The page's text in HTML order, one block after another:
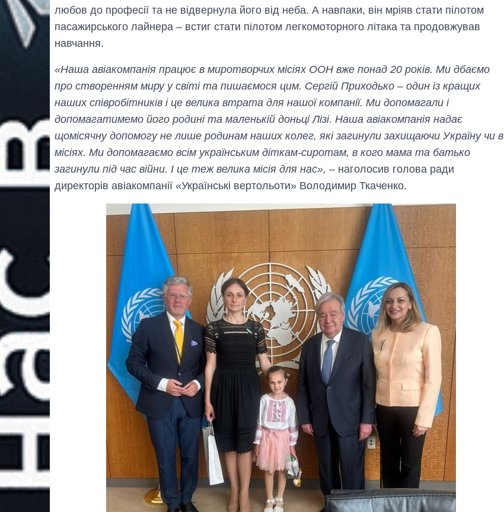
любов до професії та не відвернула його від неба. А навпаки, він мріяв стати пілотом
пасажирського лайнера – встиг стати пілотом легкомоторного літака та продовжував
навчання.
«Наша авіакомпанія працює в миротворчих місіях ООН вже понад 20 років. Ми дбаємо
про створенням миру у світі та пишаємося цим. Сергій Приходько – один із кращих
наших співробітників і це велика втрата для нашої компанії. Ми допомагали і
допомагатимемо його родині та маленькій доньці Лізі. Наша авіакомпанія надає
щомісячну допомогу не лише родинам наших колег, які загинули захищаючи Україну чи в
місіях. Ми допомагаємо всім українським діткам-сиротам, в кого мама та батько
загинули під час війни. І це теж велика місія для нас», – наголосив голова ради
директорів авіакомпанії «Українські вертольоти» Володимир Ткаченко.